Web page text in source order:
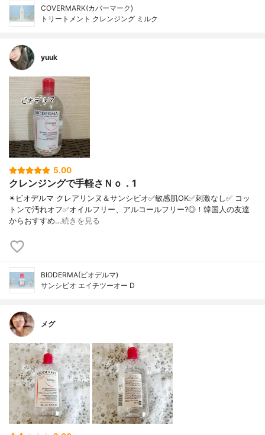
COVERMARK(カバーマーク)
トリートメント クレンジング ミルク
yuuk
5.00
クレンジングで手軽さＮｏ．1
✴ビオデルマ クレアリンヌ＆サンシビオ ✅敏感肌OK ✅刺激なし ✅ コッ
トンで汚れオフ ✅オイルフリー、アルコールフリー?◎！ 韓国人の友達
からおすすめ…続きを見る
BIODERMA(ビオデルマ)
サンシビオ エイチツーオー D
メグ